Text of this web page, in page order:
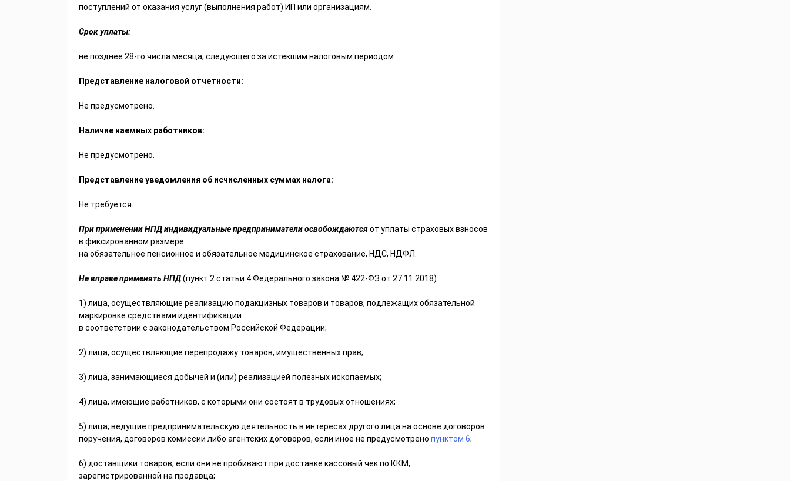
поступлений от оказания услуг (выполнения работ) ИП или организациям.
Срок уплаты:
не позднее 28-го числа месяца, следующего за истекшим налоговым периодом
Представление налоговой отчетности:
Не предусмотрено.
Наличие наемных работников:
Не предусмотрено.
Представление уведомления об исчисленных суммах налога:
Не требуется.
При применении НПД индивидуальные предприниматели освобождаютсяот уплаты страховых взносов
в фиксированном размере
на обязательное пенсионное и обязательное медицинское страхование, НДС, НДФЛ.
Не вправе применять НПД(пункт 2 статьи 4 Федерального закона № 422-ФЗ от 27.11.2018):
1) лица, осуществляющие реализацию подакцизных товаров и товаров, подлежащих обязательной
маркировке средствами идентификации
в соответствии с законодательством Российской Федерации;
2) лица, осуществляющие перепродажу товаров, имущественных прав;
3) лица, занимающиеся добычей и (или) реализацией полезных ископаемых;
4) лица, имеющие работников, с которыми они состоят в трудовых отношениях;
5) лица, ведущие предпринимательскую деятельность в интересах другого лица на основе договоров
поручения, договоров комиссии либо агентских договоров, если иное не предусмотрено пунктом 6;
6) доставщики товаров, если они не пробивают при доставке кассовый чек по ККМ,
зарегистрированной на продавца;